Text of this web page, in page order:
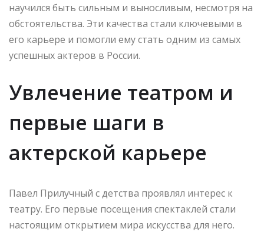
научился быть сильным и выносливым, несмотря на
обстоятельства. Эти качества стали ключевыми в
его карьере и помогли ему стать одним из самых
успешных актеров в России.
Увлечение театром и
первые шаги в
актерской карьере
Павел Прилучный с детства проявлял интерес к
театру. Его первые посещения спектаклей стали
настоящим открытием мира искусства для него.